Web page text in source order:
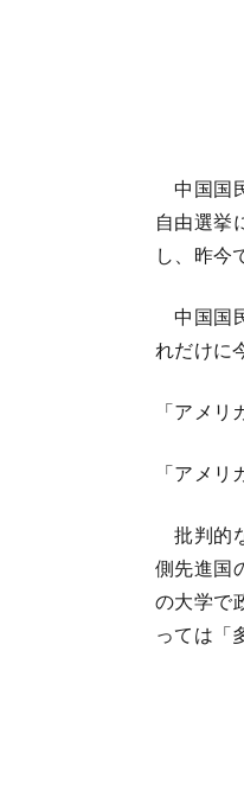
中国国
自由選挙
し、昨今
中国国
れだけに
「アメ
「アメ
批判的
側先進国
の大学で
っては「